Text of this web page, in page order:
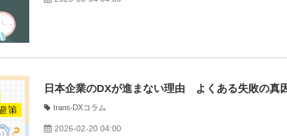
日本企業のDXが進まない理由 よくある失敗の真
trans-DXコラム
2026-02-20 04:00